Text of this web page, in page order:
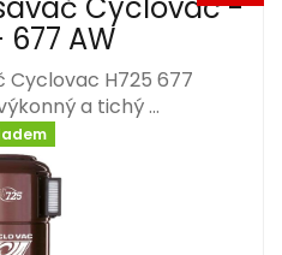
677 AW
H725 677
a tichý …